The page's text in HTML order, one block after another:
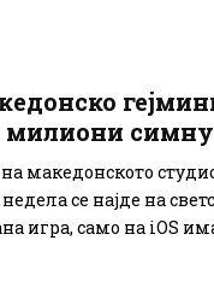
милиони
на македонското
се најде на
игра, само на iOS